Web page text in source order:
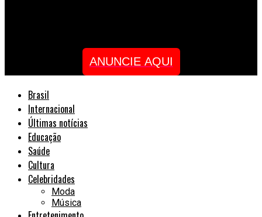
ANUNCIE AQUI
Brasil
Internacional
Últimas notícias
Educação
Saúde
Cultura
Celebridades
Moda
Música